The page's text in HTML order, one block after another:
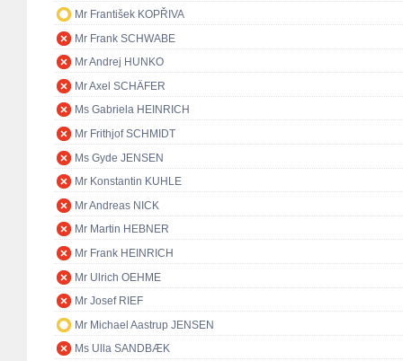
Mr František KOPŘIVA
Mr Frank SCHWABE
Mr Andrej HUNKO
Mr Axel SCHÄFER
Ms Gabriela HEINRICH
Mr Frithjof SCHMIDT
Ms Gyde JENSEN
Mr Konstantin KUHLE
Mr Andreas NICK
Mr Martin HEBNER
Mr Frank HEINRICH
Mr Ulrich OEHME
Mr Josef RIEF
Mr Michael Aastrup JENSEN
Ms Ulla SANDBÆK